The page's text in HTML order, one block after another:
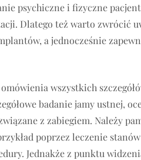
psychiczne i fizyczne
Dlatego też warto zwrócić
a jednocześnie
wszystkich
badanie jamy ustnej,
z zabiegiem. Należy
poprzez leczenie
Jednakże z punktu